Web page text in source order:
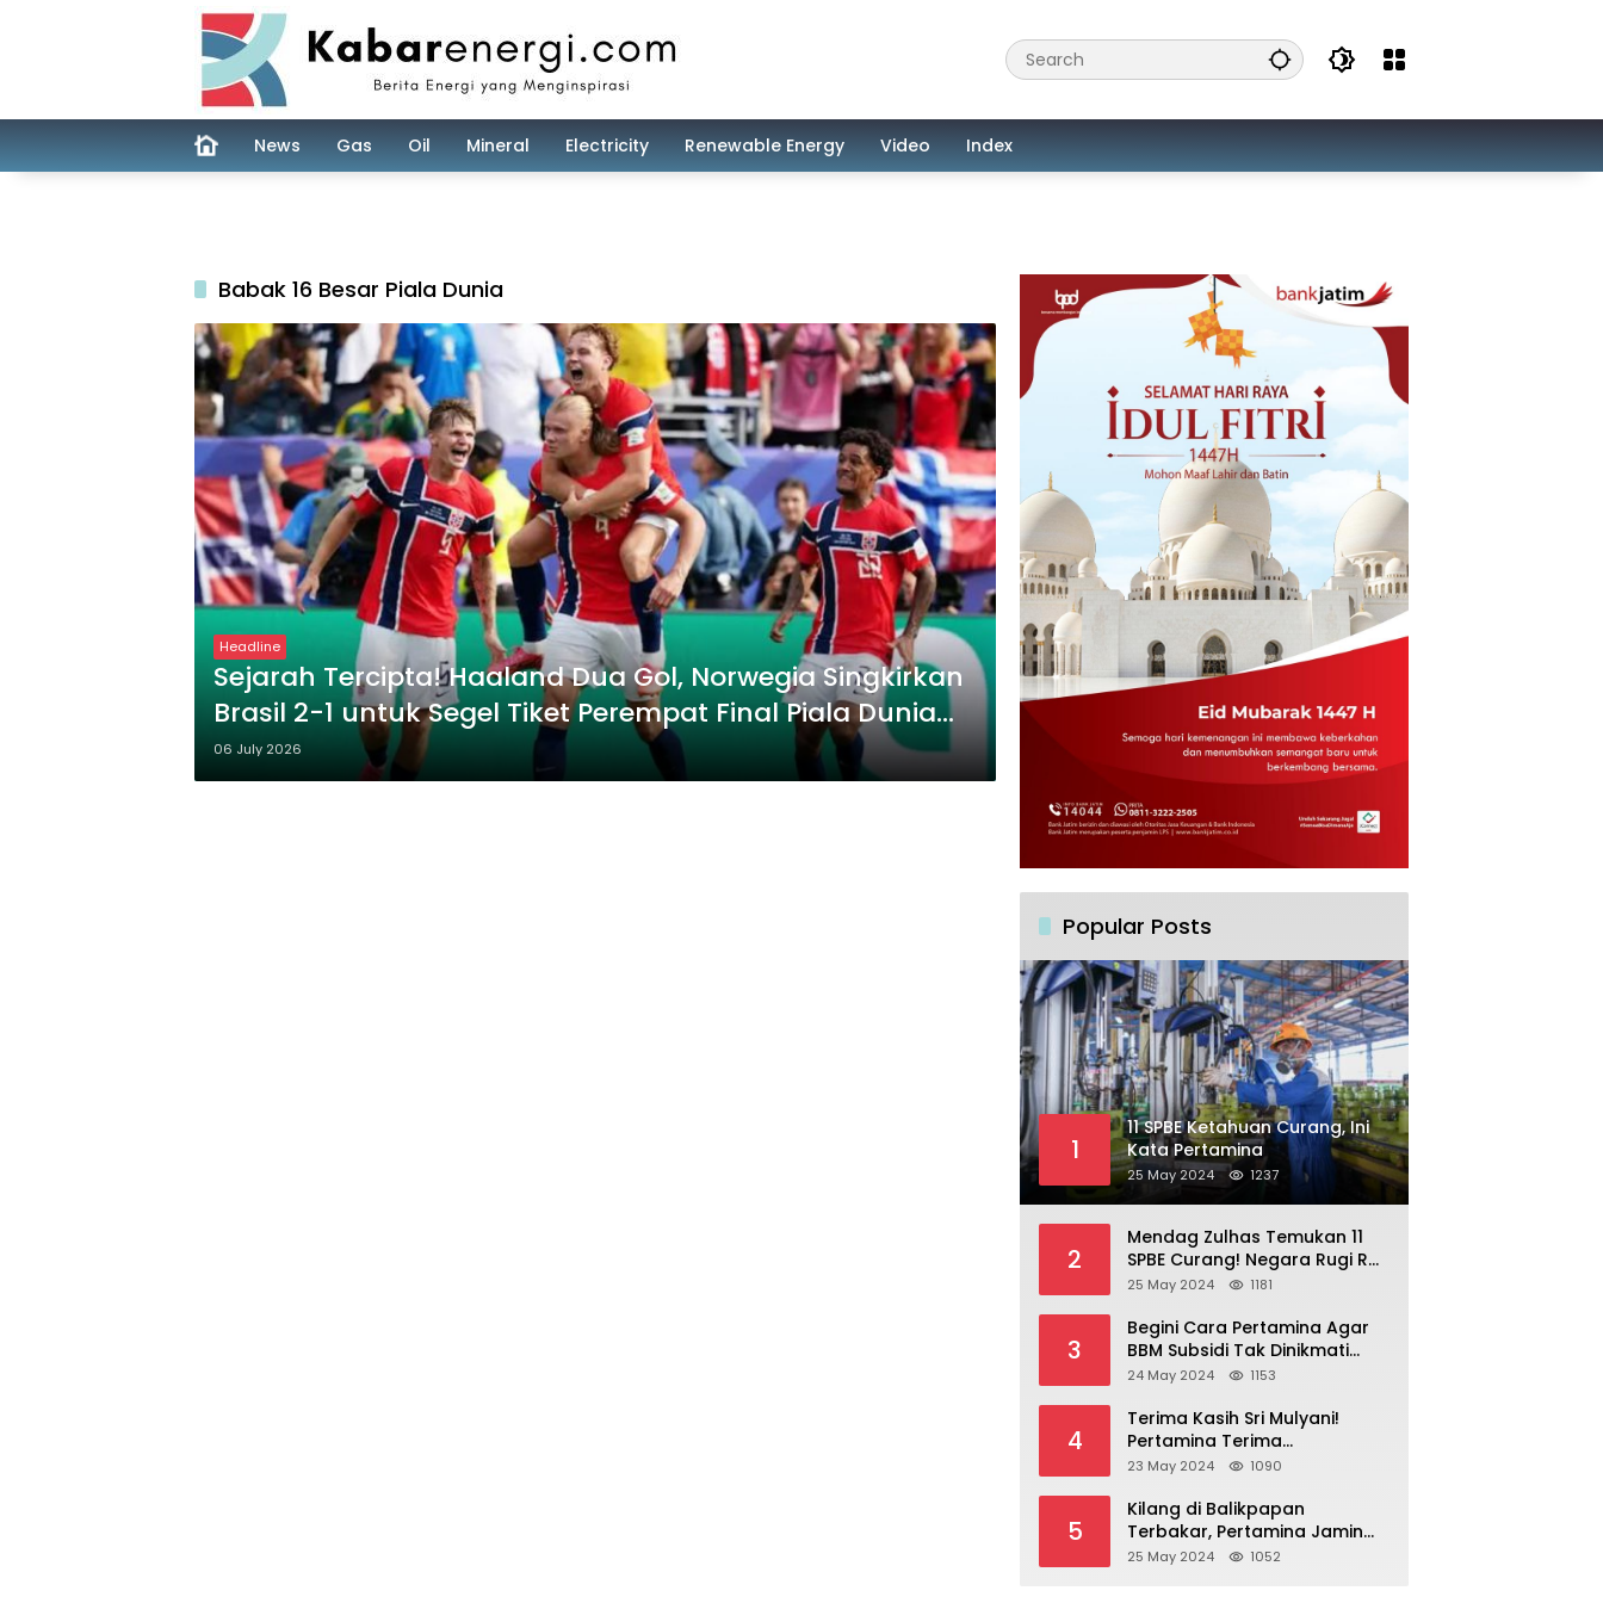
News Gas Oil Mineral Electricity Renewable Energy Video Index
Babak 16 Besar Piala Dunia
Headline
Sejarah Tercipta! Haaland Dua Gol, Norwegia Singkirkan
Brasil 2-1 untuk Segel Tiket Perempat Final Piala Dunia
2026
06 July 2026
Popular Posts
1
11 SPBE Ketahuan Curang, Ini
Kata Pertamina
25 May 2024 1237
2
Mendag Zulhas Temukan 11
SPBE Curang! Negara Rugi Rp
18,7 Miliar/ Tahun
25 May 2024 1181
3
Begini Cara Pertamina Agar
BBM Subsidi Tak Dinikmati
Orang Kaya!
24 May 2024 1153
4
Terima Kasih Sri Mulyani!
Pertamina Terima
Kompensasi BBM Rp 43,52
23 May 2024 1090
5
Kilang di Balikpapan
Terbakar, Pertamina Jamin
Pasokan BBM Aman
25 May 2024 1052